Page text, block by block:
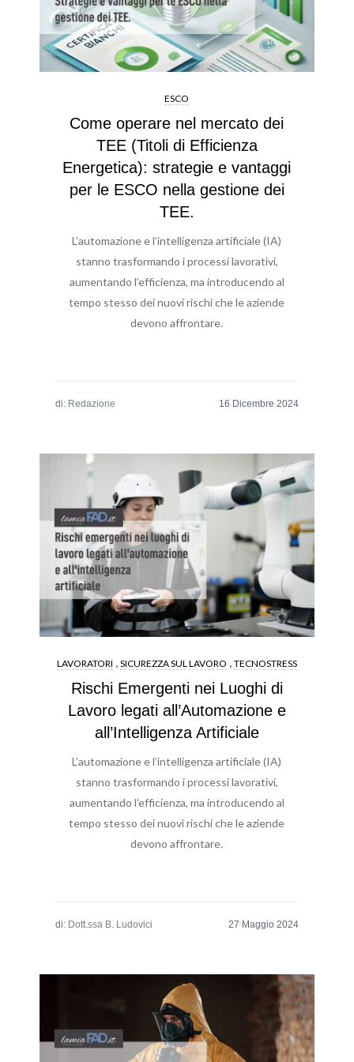
ESCO
Come operare nel mercato dei
TEE (Titoli di Efficienza
Energetica): strategie e vantaggi
per le ESCO nella gestione dei
TEE.
L’automazione e l’intelligenza artificiale (IA)
stanno trasformando i processi lavorativi,
aumentando l’efficienza, ma introducendo al
tempo stesso dei nuovi rischi che le aziende
devono affrontare.
di: Redazione
LAVORATORI , SICUREZZA SUL LAVORO , TECNOSTRESS
Rischi Emergenti nei Luoghi di
Lavoro legati all’Automazione e
all’Intelligenza Artificiale
L’automazione e l’intelligenza artificiale (IA)
stanno trasformando i processi lavorativi,
aumentando l’efficienza, ma introducendo al
tempo stesso dei nuovi rischi che le aziende
devono affrontare.
di: Dott.ssa B. Ludovici